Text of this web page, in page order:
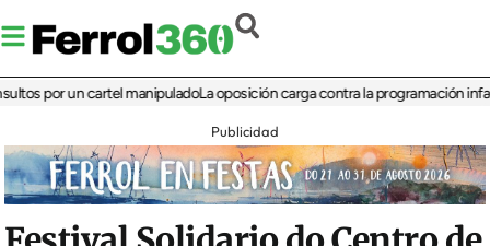
un cartel manipuladoLa oposición carga contra la programación infantil de
Publicidad